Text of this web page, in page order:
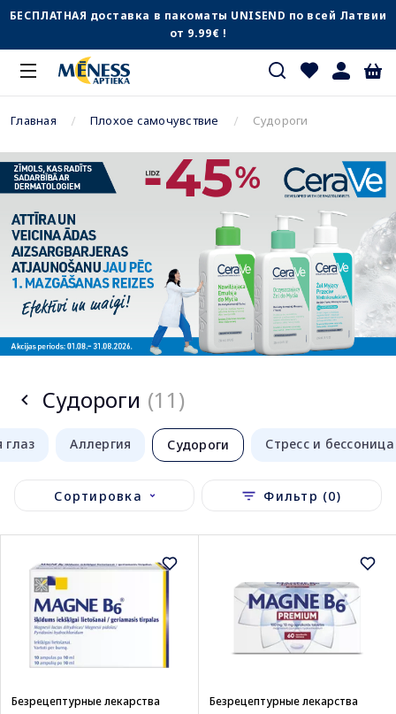
БЕСПЛАТНАЯ доставка в пакоматы UNISEND по всей Латвии
от 9.99€ !
Главная Плохое самочувствие Судороги
Судороги (11)
глаз Аллергия Судороги Стресс и бессоница
Сортировка Фильтр (0)
Безрецептурные лекарства Безрецептурные лекарства